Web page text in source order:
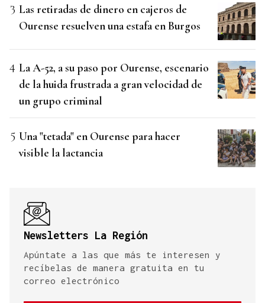
Las retiradas de dinero en cajeros de
Ourense resuelven una estafa en Burgos
La A-52, a su paso por Ourense, escenario
de la huida frustrada a gran velocidad de
un grupo criminal
Una "tetada" en Ourense para hacer
visible la lactancia
Newsletters La Región
Apúntate a las que más te interesen y
recíbelas de manera gratuita en tu
correo electrónico